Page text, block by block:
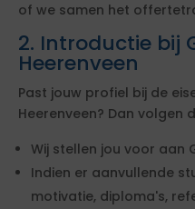
of we samen het
2. Introductie bij
Heerenveen
Past jouw profiel bij de
Heerenveen? Dan volgen
Wij stellen jou voor aan
Indien er aanvullende
motivatie, diploma's,